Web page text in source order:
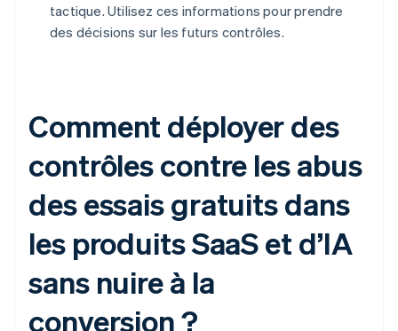
tactique. Utilisez ces informations pour prendre
des décisions sur les futurs contrôles.
Comment déployer des
contrôles contre les abus
des essais gratuits dans
les produits SaaS et d’IA
sans nuire à la
conversion ?